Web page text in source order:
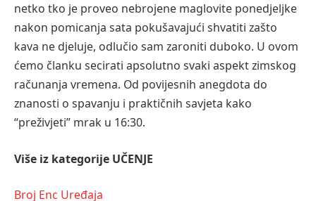
netko tko je proveo nebrojene maglovite ponedjeljke
nakon pomicanja sata pokušavajući shvatiti zašto
kava ne djeluje, odlučio sam zaroniti duboko. U ovom
ćemo članku secirati apsolutno svaki aspekt zimskog
računanja vremena. Od povijesnih anegdota do
znanosti o spavanju i praktičnih savjeta kako
“preživjeti” mrak u 16:30.
Više iz kategorije UČENJE
Broj Enc Uređaja